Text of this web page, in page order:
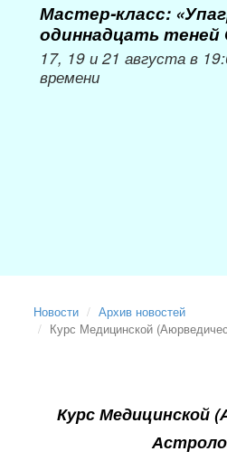
Мастер-класс:
одиннадцать теней
17, 19 и 21 августа в
времени
Новости
Архив новостей
Курс Медицинской
Курс Медицинской